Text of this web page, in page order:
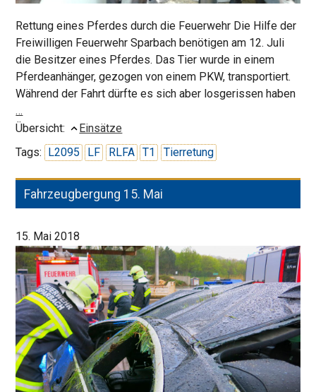
Rettung eines Pferdes durch die Feuerwehr Die Hilfe der
Freiwilligen Feuerwehr Sparbach benötigen am 12. Juli
die Besitzer eines Pferdes. Das Tier wurde in einem
Pferdeanhänger, gezogen von einem PKW, transportiert.
Während der Fahrt dürfte es sich aber losgerissen haben
…
in
Anhänger
eingeklemmt
Übersicht:
Einsätze
Tags: L2095 LF RLFA T1 Tierretung
Fahrzeugbergung 15. Mai
15. Mai 2018